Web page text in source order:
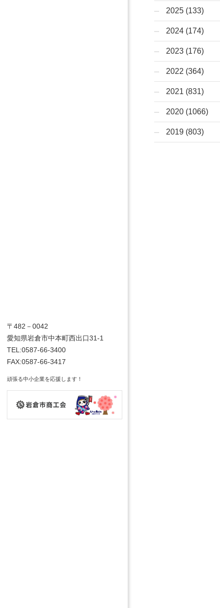
〒482－0042
愛知県岩倉市中本町西出口31-1
TEL:0587-66-3400
FAX:0587-66-3417
頑張る中小企業を応援します！
2025 (133)
2024 (174)
2023 (176)
2022 (364)
2021 (831)
2020 (1066)
2019 (803)